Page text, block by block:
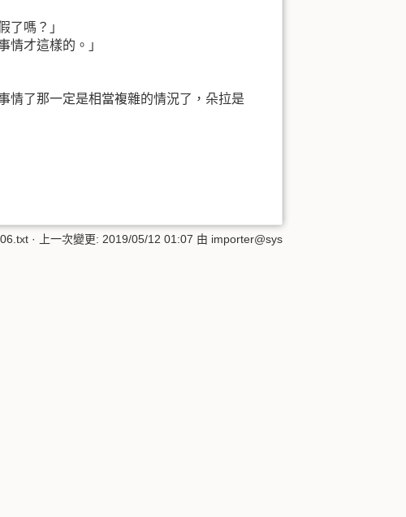
了嗎？」
才這樣的。」
情了那一定是相當複雜的情況了，朵拉是
· 上一次變更: 2019/05/12 01:07 由 importer@sys